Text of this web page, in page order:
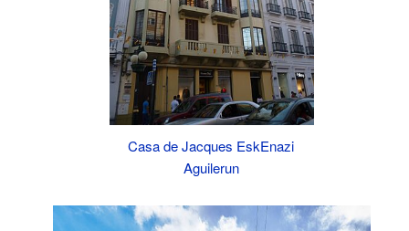
Casa de Jacques EskEnazi
Aguilerun